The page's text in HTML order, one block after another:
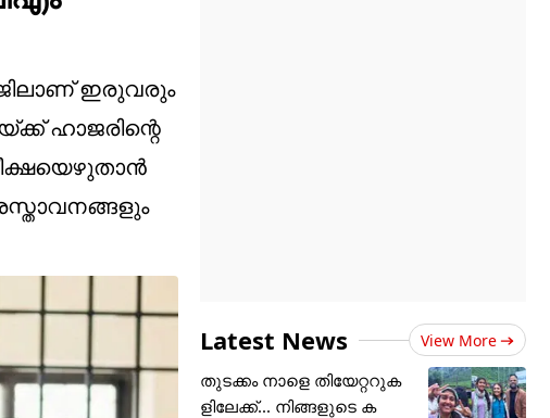
ഇരുവരും
ഹാജരിന്റെ
Latest News View More
തുടക്കം നാളെ തിയേറ്ററുക
ളിലേക്ക്... നിങ്ങളുടെ ക